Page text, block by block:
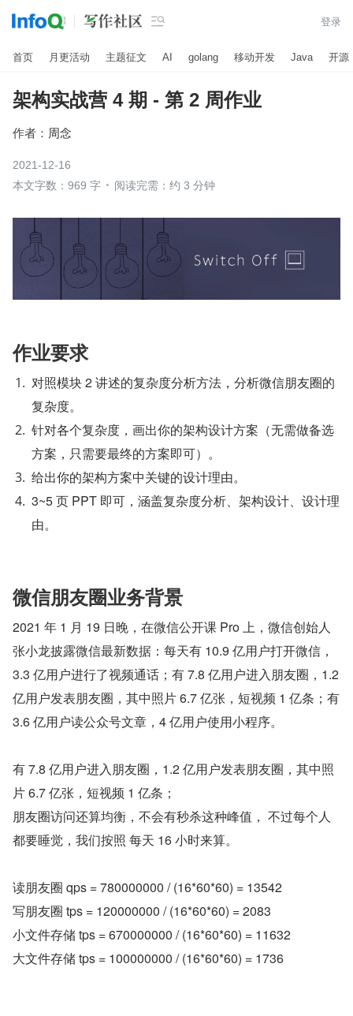
 登录
首页 月更活动 主题征文 AI golang 移动开发 Java 开源
架构实战营 4 期 - 第 2 周作业
作者： 周念
2021-12-16
本文字数：969 字
阅读完需：约 3 分钟
作业要求
对照模块 2 讲述的复杂度分析方法，分析微信朋友圈的
复杂度。
针对各个复杂度，画出你的架构设计方案（无需做备选
方案，只需要最终的方案即可）。
给出你的架构方案中关键的设计理由。
3~5 页 PPT 即可，涵盖复杂度分析、架构设计、设计理
由。
微信朋友圈业务背景
2021 年 1 月 19 日晚，在微信公开课 Pro 上，微信创始人
张小龙披露微信最新数据：每天有 10.9 亿用户打开微信，
3.3 亿用户进行了视频通话；有 7.8 亿用户进入朋友圈，1.2
亿用户发表朋友圈，其中照片 6.7 亿张，短视频 1 亿条；有
3.6 亿用户读公众号文章，4 亿用户使用小程序。
有 7.8 亿用户进入朋友圈，1.2 亿用户发表朋友圈，其中照
片 6.7 亿张，短视频 1 亿条；
朋友圈访问还算均衡，不会有秒杀这种峰值， 不过每个人
都要睡觉，我们按照 每天 16 小时来算。
读朋友圈 qps = 780000000 / (16*60*60) = 13542
写朋友圈 tps = 120000000 / (16*60*60) = 2083
小文件存储 tps = 670000000 / (16*60*60) = 11632
大文件存储 tps = 100000000 / (16*60*60) = 1736